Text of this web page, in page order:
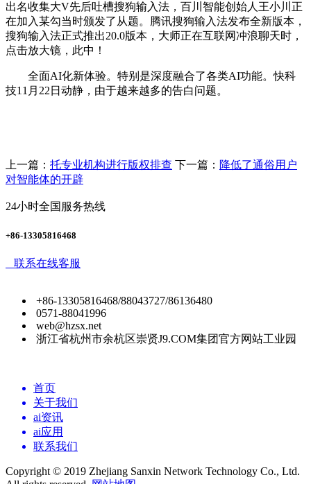
出名收集大V先后吐槽搜狗输入法，百川智能创始人王小川正
在加入某勾当时颁发了从题。腾讯搜狗输入法发布全新版本，
搜狗输入法正式推出20.0版本，大师正在互联网冲浪聊天时，
点击放大镜，此中！
全面AI化新体验。特别是深度融合了各类AI功能。快科
技11月22日动静，由于越来越多的告白问题。
上一篇： 托专业机构进行版权排查 下一篇： 降低了通俗用户
对智能体的开辟
24小时全国服务热线
+86-13305816468
联系在线客服
+86-13305816468/88043727/86136480
0571-88041996
web@hzsx.net
浙江省杭州市余杭区崇贤J9.COM集团官方网站工业园
首页
关于我们
ai资讯
ai应用
联系我们
Copyright © 2019 Zhejiang Sanxin Network Technology Co., Ltd.